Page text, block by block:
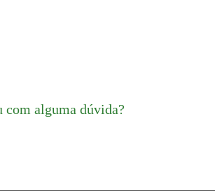
com alguma dúvida?